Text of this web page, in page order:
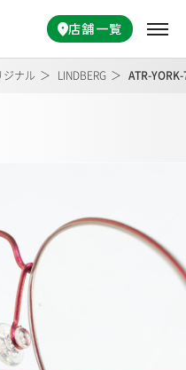
店舗一覧
ジナル LINDBERG ATR-